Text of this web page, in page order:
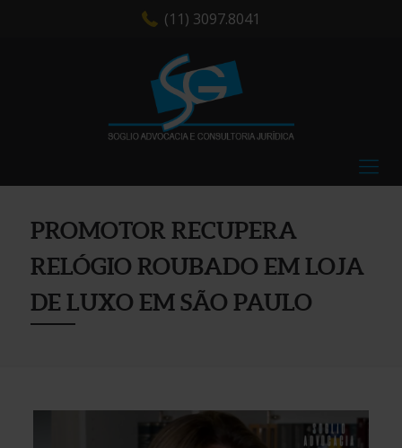
(11) 3097.8041
PROMOTOR RECUPERA
RELÓGIO ROUBADO EM LOJA
DE LUXO EM SÃO PAULO